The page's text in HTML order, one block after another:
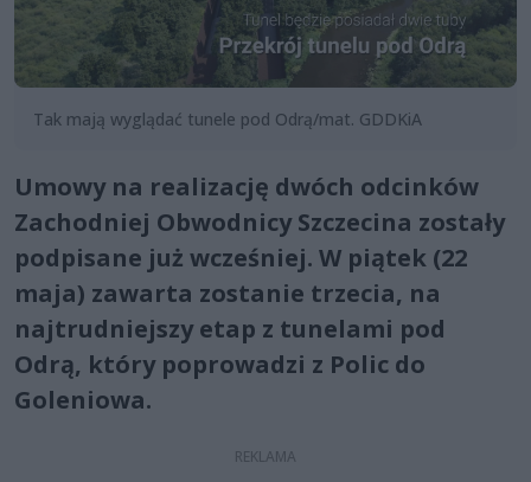
Tak mają wyglądać tunele pod Odrą/mat. GDDKiA
Umowy na realizację dwóch odcinków
Zachodniej Obwodnicy Szczecina zostały
podpisane już wcześniej. W piątek (22
maja) zawarta zostanie trzecia, na
najtrudniejszy etap z tunelami pod
Odrą, który poprowadzi z Polic do
Goleniowa.